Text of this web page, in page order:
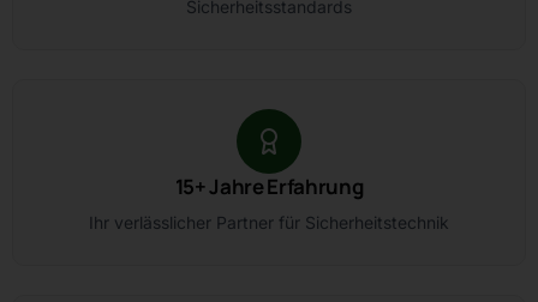
Sicherheitsstandards
15+ Jahre Erfahrung
Ihr verlässlicher Partner für Sicherheitstechnik